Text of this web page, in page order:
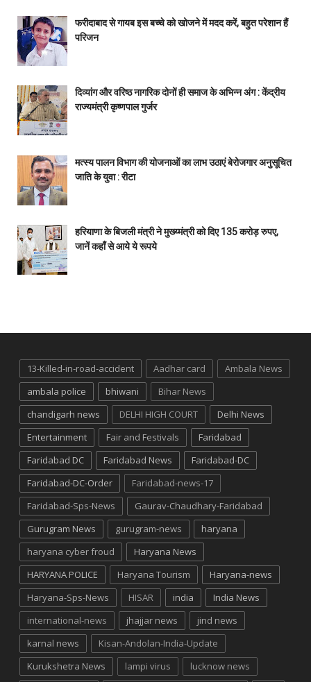
फरीदाबाद से गायब इस बच्चे को खोजने में मदद करें, बहुत परेशान हैं
परिजन
दिव्यांग और वरिष्ठ नागरिक दोनों ही समाज के अभिन्न अंग : केंद्रीय
राज्यमंत्री कृष्णपाल गुर्जर
मत्स्य पालन विभाग की योजनाओं का लाभ उठाएं बेरोजगार अनुसूचित
जाति के युवा : रीटा
हरियाणा के बिजली मंत्री ने मुख्य्मंत्री को दिए 135 करोड़ रुपए,
जानें कहाँ से आये ये रूपये
13-Killed-in-road-accident Aadhar card
Ambala News
ambala police
bhiwani
Bihar News
chandigarh news
DELHI HIGH COURT
Delhi News
Entertainment
Fair and Festivals
Faridabad
Faridabad DC
Faridabad News
Faridabad-DC
Faridabad-DC-Order
Faridabad-news-17
Faridabad-Sps-News
Gaurav-Chaudhary-Faridabad
Gurugram News
gurugram-news
haryana
haryana cyber froud
Haryana News
HARYANA POLICE
Haryana Tourism
Haryana-news
Haryana-Sps-News
HISAR india
India News
international-news
jhajjar news
jind news
karnal news
Kisan-Andolan-India-Update
Kurukshetra News
lampi virus lucknow news